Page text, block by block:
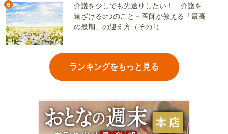
6
介護を少しでも先送りしたい！ 介護を
遠ざける8つのこと－医師が教える「最高
の最期」の迎え方（その1）
ランキングをもっと見る